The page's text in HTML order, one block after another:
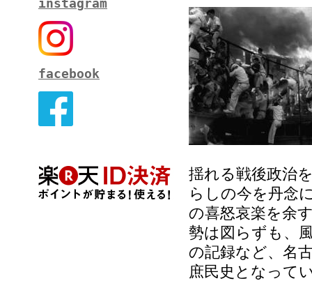
instagram
facebook
揺れる戦後政治
らしの今を丹念
の喜怒哀楽を余
勢は図らずも、
の記録など、名
庶民史となって